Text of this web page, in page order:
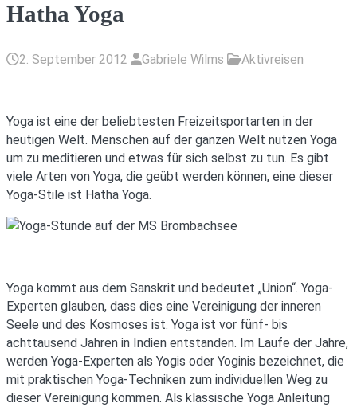
Hatha Yoga
2. September 2012 Gabriele Wilms Aktivreisen
Yoga ist eine der beliebtesten Freizeitsportarten in der
heutigen Welt. Menschen auf der ganzen Welt nutzen Yoga
um zu meditieren und etwas für sich selbst zu tun. Es gibt
viele Arten von Yoga, die geübt werden können, eine dieser
Yoga-Stile ist Hatha Yoga.
Yoga kommt aus dem Sanskrit und bedeutet „Union“. Yoga-
Experten glauben, dass dies eine Vereinigung der inneren
Seele und des Kosmoses ist. Yoga ist vor fünf- bis
achttausend Jahren in Indien entstanden. Im Laufe der Jahre,
werden Yoga-Experten als Yogis oder Yoginis bezeichnet, die
mit praktischen Yoga-Techniken zum individuellen Weg zu
dieser Vereinigung kommen. Als klassische Yoga Anleitung